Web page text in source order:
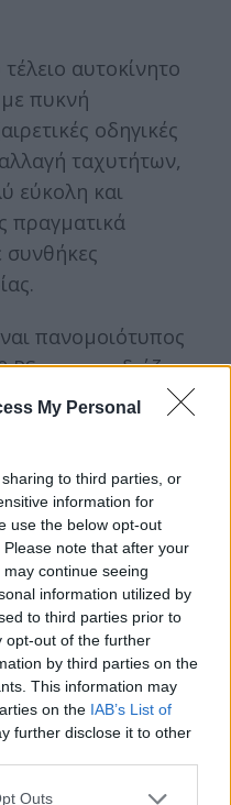
My Personal
to third parties, or
information for
use the below opt-out
note that after your
continue seeing
information utilized by
to third parties prior to
opt-out of the further
by third parties on the
This information may
on the IAB’s List of
further disclose it to other
Outs
αυτοκίνητο
πυκνή
οδηγικές
ταχυτήτων,
εύκολη και
πραγματικά
συνθήκες
πανομοιότυπος
που εφοδιάζεται
και διαθέτει όλα τα
που αναφέρονται